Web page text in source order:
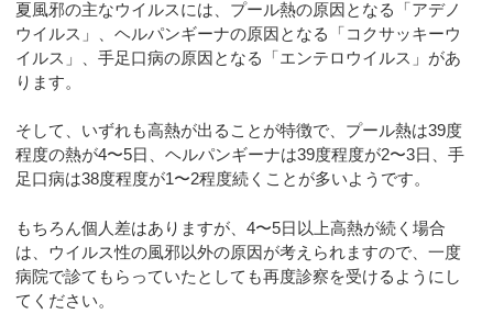
夏風邪の主なウイルスには、プール熱の原因となる「アデノ
ウイルス」、ヘルパンギーナの原因となる「コクサッキーウ
イルス」、手足口病の原因となる「エンテロウイルス」があ
ります。
そして、いずれも高熱が出ることが特徴で、プール熱は39度
程度の熱が4〜5日、ヘルパンギーナは39度程度が2〜3日、手
足口病は38度程度が1〜2程度続くことが多いようです。
もちろん個人差はありますが、4〜5日以上高熱が続く場合
は、ウイルス性の風邪以外の原因が考えられますので、一度
病院で診てもらっていたとしても再度診察を受けるようにし
てください。